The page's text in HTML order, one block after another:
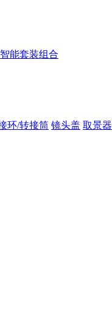
智能套装组合
环/转接筒 镜头盖 取景器